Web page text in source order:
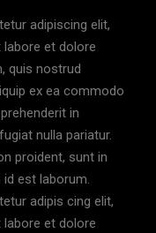
adipiscing elit,
et dolore
quis nostrud
ex ea commodo
in
nulla pariatur.
proident, sunt in
est laborum.
adipis cing elit,
et dolore